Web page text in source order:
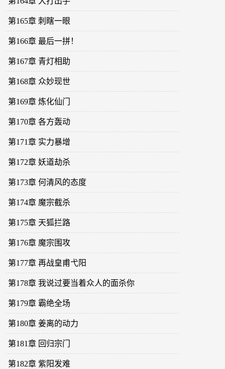
第165章 刺瞎一眼
第166章 最后一拼！
第167章 青灯相助
第168章 众妙现世
第169章 炼化仙门
第170章 各方轰动
第171章 实力暴增
第172章 妖道劫杀
第173章 何清风的态度
第174章 魔宗截杀
第175章 天狐拦路
第176章 魔宗围攻
第177章 再战皇甫弋阳
第178章 我说过要当着众人的面杀你
第179章 霸绝全场
第180章 姜离的动力
第181章 回归宗门
第182章 紫阳发难